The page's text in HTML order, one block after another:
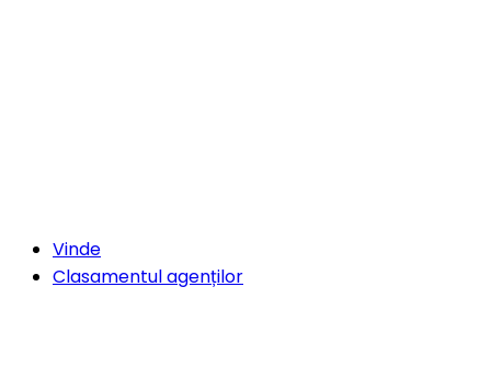
Vinde
Clasamentul agenților